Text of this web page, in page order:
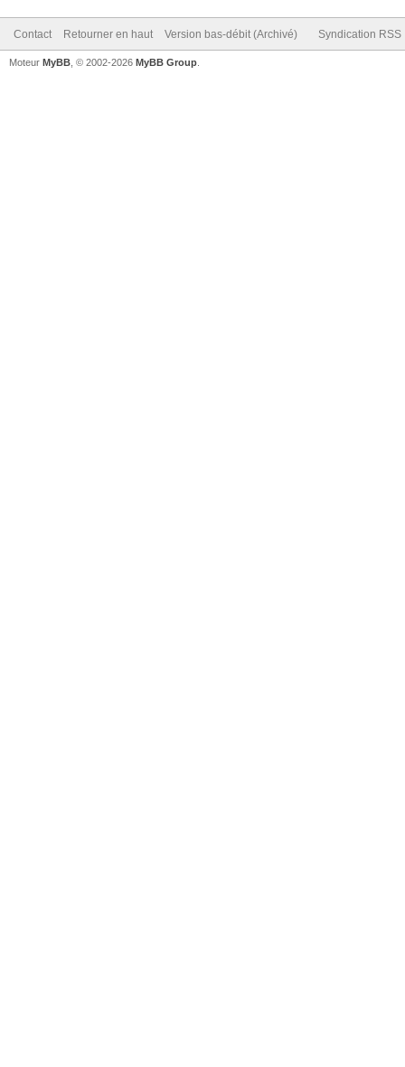
Contact Retourner en haut Version bas-débit (Archivé) Syndication RSS
Moteur MyBB , © 2002-2026 MyBB Group